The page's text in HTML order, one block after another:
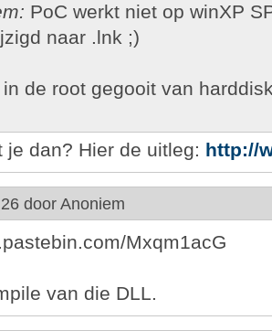
PoC werkt niet op winXP
naar .lnk ;)
de root gegooit van
je dan? Hier de uitleg: http://
door Anoniem
Mxqm1acG
van die DLL.